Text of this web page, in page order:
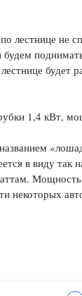
лестнице не
будет
1,4 кВт,
в виду так
Мощность
некоторых